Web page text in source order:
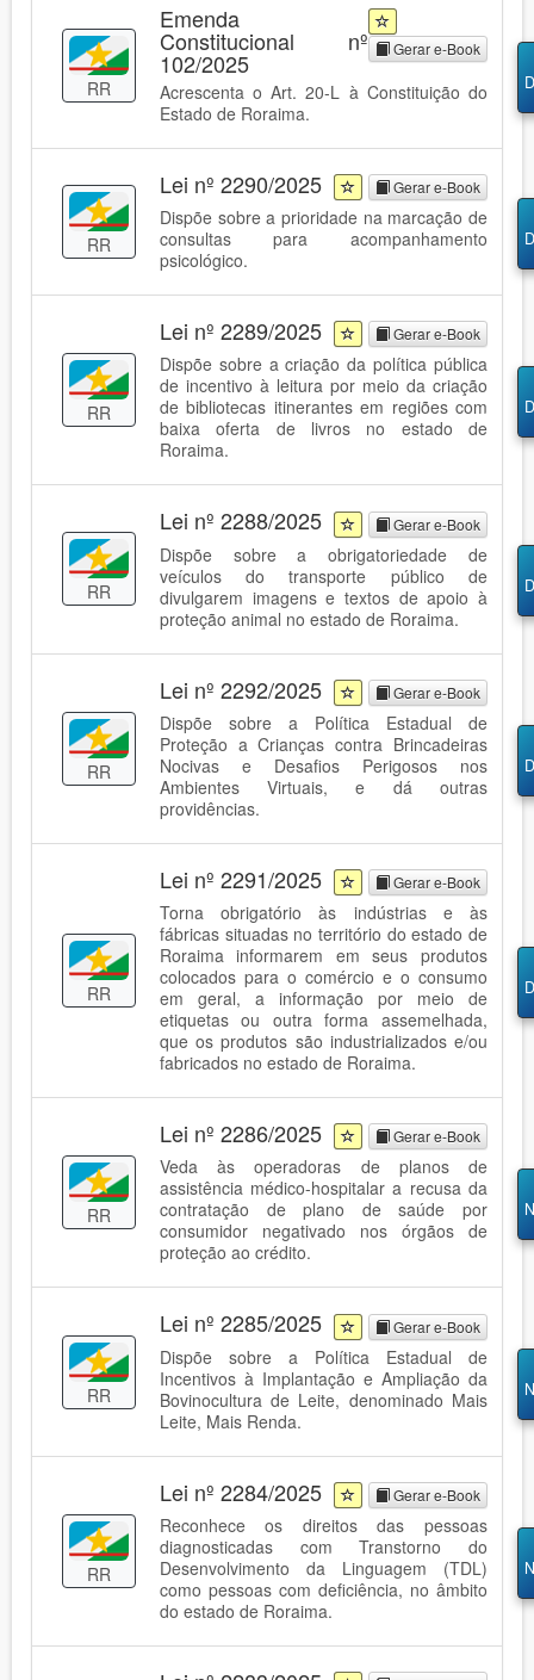
RR
Emenda
Constitucional nº
102/2025 Gerar e-Book
Acrescenta o Art. 20-L à Constituição do
Estado de Roraima.
RR
Lei nº 2290/2025 Gerar e-Book
Dispõe sobre a prioridade na marcação de
consultas para acompanhamento
psicológico.
RR
Lei nº 2289/2025 Gerar e-Book
Dispõe sobre a criação da política pública
de incentivo à leitura por meio da criação
de bibliotecas itinerantes em regiões com
baixa oferta de livros no estado de
Roraima.
RR
Lei nº 2288/2025 Gerar e-Book
Dispõe sobre a obrigatoriedade de
veículos do transporte público de
divulgarem imagens e textos de apoio à
proteção animal no estado de Roraima.
RR
Lei nº 2292/2025 Gerar e-Book
Dispõe sobre a Política Estadual de
Proteção a Crianças contra Brincadeiras
Nocivas e Desafios Perigosos nos
Ambientes Virtuais, e dá outras
providências.
RR
Lei nº 2291/2025 Gerar e-Book
Torna obrigatório às indústrias e às
fábricas situadas no território do estado de
Roraima informarem em seus produtos
colocados para o comércio e o consumo
em geral, a informação por meio de
etiquetas ou outra forma assemelhada,
que os produtos são industrializados e/ou
fabricados no estado de Roraima.
RR
Lei nº 2286/2025 Gerar e-Book
Veda às operadoras de planos de
assistência médico-hospitalar a recusa da
contratação de plano de saúde por
consumidor negativado nos órgãos de
proteção ao crédito.
RR
Lei nº 2285/2025 Gerar e-Book
Dispõe sobre a Política Estadual de
Incentivos à Implantação e Ampliação da
Bovinocultura de Leite, denominado Mais
Leite, Mais Renda.
RR
Lei nº 2284/2025 Gerar e-Book
Reconhece os direitos das pessoas
diagnosticadas com Transtorno do
Desenvolvimento da Linguagem (TDL)
como pessoas com deficiência, no âmbito
do estado de Roraima.